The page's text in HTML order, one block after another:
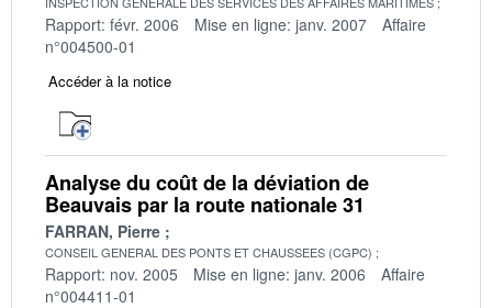
Rapport: févr. 2006 Mise en ligne: janv. 2007
Affaire
n°004500-01
Accéder à la notice
Analyse du coût de la déviation de
Beauvais par la route nationale 31
FARRAN, Pierre
CONSEIL GENERAL DES PONTS ET CHAUSSEES (CGPC)
Rapport: nov. 2005 Mise en ligne: janv. 2006
Affaire
n°004411-01